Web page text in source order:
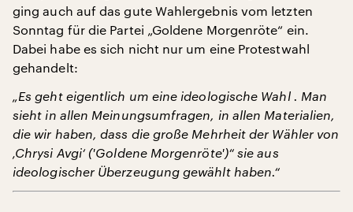
ging auch auf das gute Wahlergebnis vom letzten
Sonntag für die Partei „Goldene Morgenröte“ ein.
Dabei habe es sich nicht nur um eine Protestwahl
gehandelt:
„Es geht eigentlich um eine ideologische Wahl . Man
sieht in allen Meinungsumfragen, in allen Materialien,
die wir haben, dass die große Mehrheit der Wähler von
‚Chrysi Avgi‘ ('Goldene Morgenröte')“ sie aus
ideologischer Überzeugung gewählt haben.“